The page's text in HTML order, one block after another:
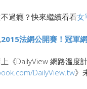
過癮？快來繼續看看女
2015法網公開賽！冠軍
《DailyView 網路溫度
DailyView.tw》